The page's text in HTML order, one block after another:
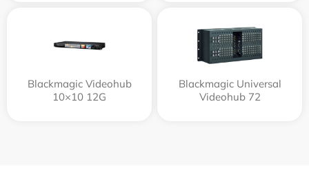
Blackmagic Videohub
10×10 12G
Blackmagic Universal
Videohub 72